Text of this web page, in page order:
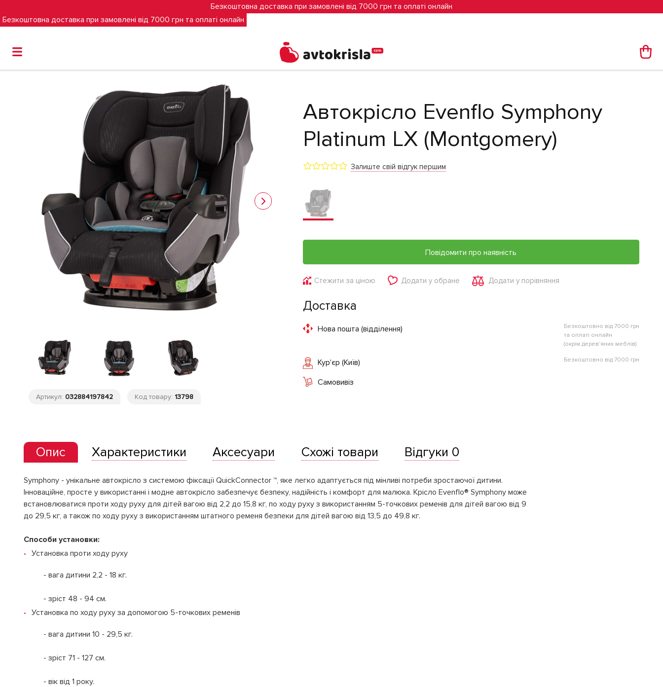
Безкоштовна доставка при замовлені від 7000 грн та оплаті онлайн
Безкоштовна доставка при замовлені від 7000 грн та оплаті онлайн
Автокрісло Evenflo Symphony Platinum LX (Montgomery)
Артикул: 032884197842 Код товару: 13798
Автокрісло Evenflo Symphony
Platinum LX (Montgomery)
Залиште свій відгук першим
Повідомити про наявність
Стежити за ціною Додати у обране Додати у порівняння
Доставка
Нова пошта (відділення)
Безкоштовно від 7000 грн
та оплаті онлайн
(окрім дерев'яних меблів)
Кур'єр (Київ) Безкоштовно від 7000 грн
Самовивіз
Опис Характеристики Аксесуари Схожі товари Відгуки 0
Symphony - унікальне автокрісло з системою фіксації QuickConnector ™, яке легко адаптується під мінливі потреби зростаючої дитини.
Інноваційне, просте у використанні і модне автокрісло забезпечує безпеку, надійність і комфорт для малюка. Крісло Evenflo® Symphony може
встановлюватися проти ходу руху для дітей вагою від 2,2 до 15,8 кг, по ходу руху з використанням 5-точкових ременів для дітей вагою від 9
до 29,5 кг, а також по ходу руху з використанням штатного ременя безпеки для дітей вагою від 13,5 до 49,8 кг.
Способи установки:
Установка проти ходу руху
- вага дитини 2,2 - 18 кг.
- зріст 48 - 94 см.
Установка по ходу руху за допомогою 5-точкових ременів
- вага дитини 10 - 29,5 кг.
- зріст 71 - 127 см.
- вік від 1 року.